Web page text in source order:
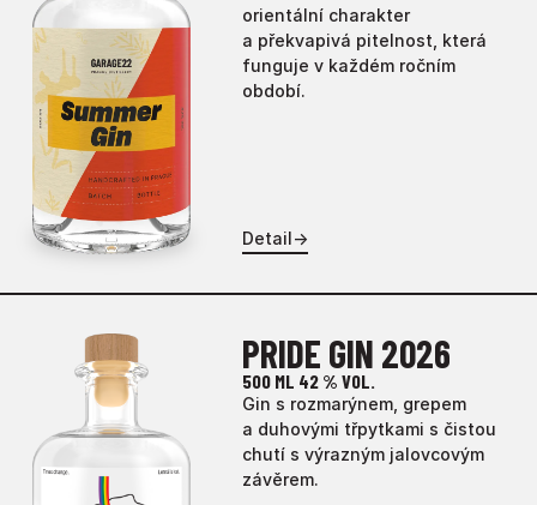
orientální charakter
a překvapivá pitelnost, která
funguje v každém ročním
období.
Detail→
PRIDE GIN 2026
500 ML 42 % VOL.
Gin s rozmarýnem, grepem
a duhovými třpytkami s čistou
chutí s výrazným jalovcovým
závěrem.